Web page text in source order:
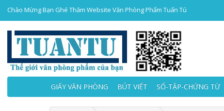
Chào Mừng Bạn Ghé Thăm Website Văn Phòng Phẩm Tuấn Tú
GIẤY VĂN PHÒNG BÚT VIẾT SỔ-TẬP-CHỨNG TỪ